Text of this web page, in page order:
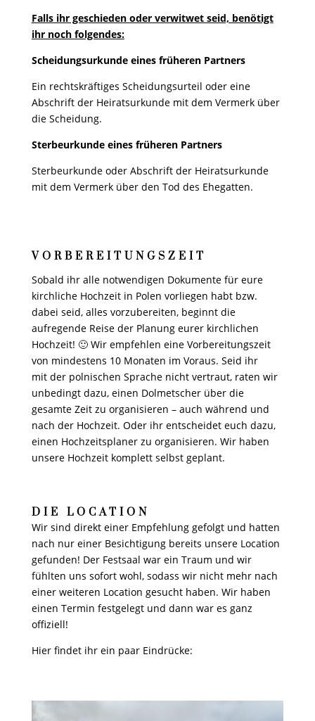
Falls ihr geschieden oder verwitwet seid, benötigt
ihr noch folgendes:
Scheidungsurkunde eines früheren Partners
Ein rechtskräftiges Scheidungsurteil oder eine
Abschrift der Heiratsurkunde mit dem Vermerk über
die Scheidung.
Sterbeurkunde eines früheren Partners
Sterbeurkunde oder Abschrift der Heiratsurkunde
mit dem Vermerk über den Tod des Ehegatten.
VORBEREITUNGSZEIT
Sobald ihr alle notwendigen Dokumente für eure
kirchliche Hochzeit in Polen vorliegen habt bzw.
dabei seid, alles vorzubereiten, beginnt die
aufregende Reise der Planung eurer kirchlichen
Hochzeit! 🙂 Wir empfehlen eine Vorbereitungszeit
von mindestens 10 Monaten im Voraus. Seid ihr
mit der polnischen Sprache nicht vertraut, raten wir
unbedingt dazu, einen Dolmetscher über die
gesamte Zeit zu organisieren – auch während und
nach der Hochzeit. Oder ihr entscheidet euch dazu,
einen Hochzeitsplaner zu organisieren. Wir haben
unsere Hochzeit komplett selbst geplant.
DIE LOCATION
Wir sind direkt einer Empfehlung gefolgt und hatten
nach nur einer Besichtigung bereits unsere Location
gefunden! Der Festsaal war ein Traum und wir
fühlten uns sofort wohl, sodass wir nicht mehr nach
einer weiteren Location gesucht haben. Wir haben
einen Termin festgelegt und dann war es ganz
offiziell!
Hier findet ihr ein paar Eindrücke: